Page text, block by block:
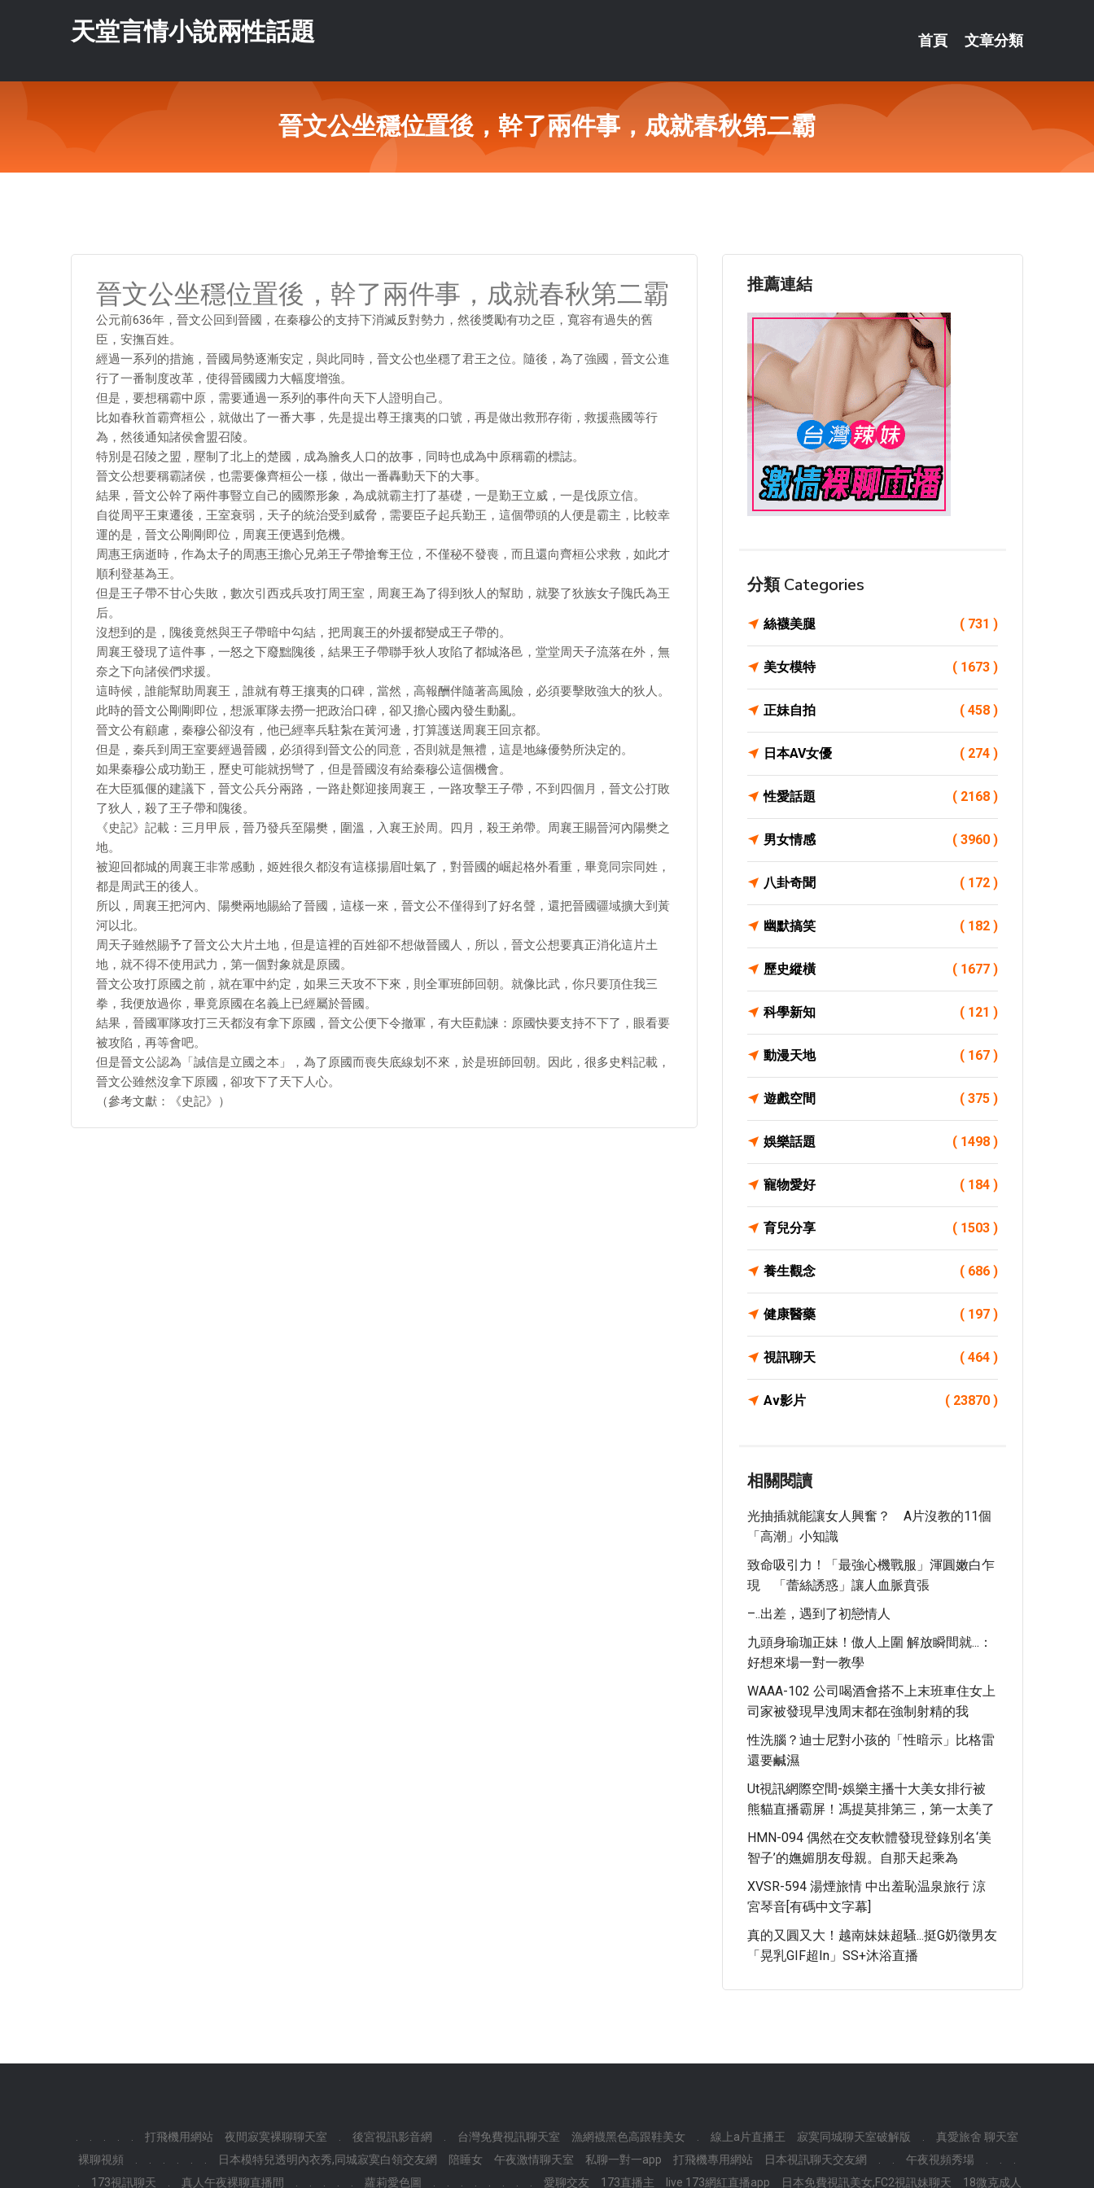
天堂言情小說兩性話題 首頁 文章分類
晉文公坐穩位置後，幹了兩件事，成就春秋第二霸
晉文公坐穩位置後，幹了兩件事，成就春秋第二霸
公元前636年，晉文公回到晉國，在秦穆公的支持下消滅反對勢力，然後獎勵有功之臣，寬容有過失的舊
臣，安撫百姓。
經過一系列的措施，晉國局勢逐漸安定，與此同時，晉文公也坐穩了君王之位。隨後，為了強國，晉文公進
行了一番制度改革，使得晉國國力大幅度增強。
但是，要想稱霸中原，需要通過一系列的事件向天下人證明自己。
比如春秋首霸齊桓公，就做出了一番大事，先是提出尊王攘夷的口號，再是做出救邢存衛，救援燕國等行
為，然後通知諸侯會盟召陵。
特別是召陵之盟，壓制了北上的楚國，成為膾炙人口的故事，同時也成為中原稱霸的標誌。
晉文公想要稱霸諸侯，也需要像齊桓公一樣，做出一番轟動天下的大事。
結果，晉文公幹了兩件事豎立自己的國際形象，為成就霸主打了基礎，一是勤王立威，一是伐原立信。
自從周平王東遷後，王室衰弱，天子的統治受到威脅，需要臣子起兵勤王，這個帶頭的人便是霸主，比較幸
運的是，晉文公剛剛即位，周襄王便遇到危機。
周惠王病逝時，作為太子的周惠王擔心兄弟王子帶搶奪王位，不僅秘不發喪，而且還向齊桓公求救，如此才
順利登基為王。
但是王子帶不甘心失敗，數次引西戎兵攻打周王室，周襄王為了得到狄人的幫助，就娶了狄族女子隗氏為王
后。
沒想到的是，隗後竟然與王子帶暗中勾結，把周襄王的外援都變成王子帶的。
周襄王發現了這件事，一怒之下廢黜隗後，結果王子帶聯手狄人攻陷了都城洛邑，堂堂周天子流落在外，無
奈之下向諸侯們求援。
這時候，誰能幫助周襄王，誰就有尊王攘夷的口碑，當然，高報酬伴隨著高風險，必須要擊敗強大的狄人。
此時的晉文公剛剛即位，想派軍隊去撈一把政治口碑，卻又擔心國內發生動亂。
晉文公有顧慮，秦穆公卻沒有，他已經率兵駐紮在黃河邊，打算護送周襄王回京都。
但是，秦兵到周王室要經過晉國，必須得到晉文公的同意，否則就是無禮，這是地緣優勢所決定的。
如果秦穆公成功勤王，歷史可能就拐彎了，但是晉國沒有給秦穆公這個機會。
在大臣狐偃的建議下，晉文公兵分兩路，一路赴鄭迎接周襄王，一路攻擊王子帶，不到四個月，晉文公打敗
了狄人，殺了王子帶和隗後。
《史記》記載：三月甲辰，晉乃發兵至陽樊，圍溫，入襄王於周。四月，殺王弟帶。周襄王賜晉河內陽樊之
地。
被迎回都城的周襄王非常感動，姬姓很久都沒有這樣揚眉吐氣了，對晉國的崛起格外看重，畢竟同宗同姓，
都是周武王的後人。
所以，周襄王把河內、陽樊兩地賜給了晉國，這樣一來，晉文公不僅得到了好名聲，還把晉國疆域擴大到黃
河以北。
周天子雖然賜予了晉文公大片土地，但是這裡的百姓卻不想做晉國人，所以，晉文公想要真正消化這片土
地，就不得不使用武力，第一個對象就是原國。
晉文公攻打原國之前，就在軍中約定，如果三天攻不下來，則全軍班師回朝。就像比武，你只要頂住我三
拳，我便放過你，畢竟原國在名義上已經屬於晉國。
結果，晉國軍隊攻打三天都沒有拿下原國，晉文公便下令撤軍，有大臣勸諫：原國快要支持不下了，眼看要
被攻陷，再等會吧。
但是晉文公認為「誠信是立國之本」，為了原國而喪失底線划不來，於是班師回朝。因此，很多史料記載，
晉文公雖然沒拿下原國，卻攻下了天下人心。
（參考文獻：《史記》）
推薦連結
分類 Categories
絲襪美腿 ( 731 )
美女模特 ( 1673 )
正妹自拍 ( 458 )
日本AV女優 ( 274 )
性愛話題 ( 2168 )
男女情感 ( 3960 )
八卦奇聞 ( 172 )
幽默搞笑 ( 182 )
歷史縱橫 ( 1677 )
科學新知 ( 121 )
動漫天地 ( 167 )
遊戲空間 ( 375 )
娛樂話題 ( 1498 )
寵物愛好 ( 184 )
育兒分享 ( 1503 )
養生觀念 ( 686 )
健康醫藥 ( 197 )
視訊聊天 ( 464 )
Av影片 ( 23870 )
相關閱讀
光抽插就能讓女人興奮？ A片沒教的11個
「高潮」小知識
致命吸引力！「最強心機戰服」渾圓嫩白乍
現 「蕾絲誘惑」讓人血脈賁張
–..出差，遇到了初戀情人
九頭身瑜珈正妹！傲人上圍 解放瞬間就...：
好想來場一對一教學
WAAA-102 公司喝酒會搭不上末班車住女上
司家被發現早洩周末都在強制射精的我
性洗腦？迪士尼對小孩的「性暗示」比格雷
還要鹹濕
Ut視訊網際空間-娛樂主播十大美女排行被
熊貓直播霸屏！馮提莫排第三，第一太美了
HMN-094 偶然在交友軟體發現登錄別名‘美
智子’的嫵媚朋友母親。自那天起乘為
XVSR-594 湯煙旅情 中出羞恥温泉旅行 涼
宮琴音[有碼中文字幕]
真的又圓又大！越南妹妹超騷...挺G奶徵男友
「晃乳GIF超in」SS+沐浴直播
打飛機用網站 夜間寂寞裸聊聊天室 後宮視訊影音網 台灣免費視訊聊天室 漁網襪黑色高跟鞋美女 線上a片直播王 寂寞同城聊天室破解版
真愛旅舍 聊天室
裸聊視頻
日本模特兒透明內衣秀,同城寂寞白領交友網 陪睡女 午夜激情聊天室 私聊一對一app 打飛機專用網站 日本視訊聊天交友網 午夜視頻秀場
173視訊聊天 真人午夜裸聊直播間 蘿莉愛色圖 愛聊交友 173直播主 live 173網紅直播app 日本免費視訊美女,FC2視訊妹聊天 18微克成人